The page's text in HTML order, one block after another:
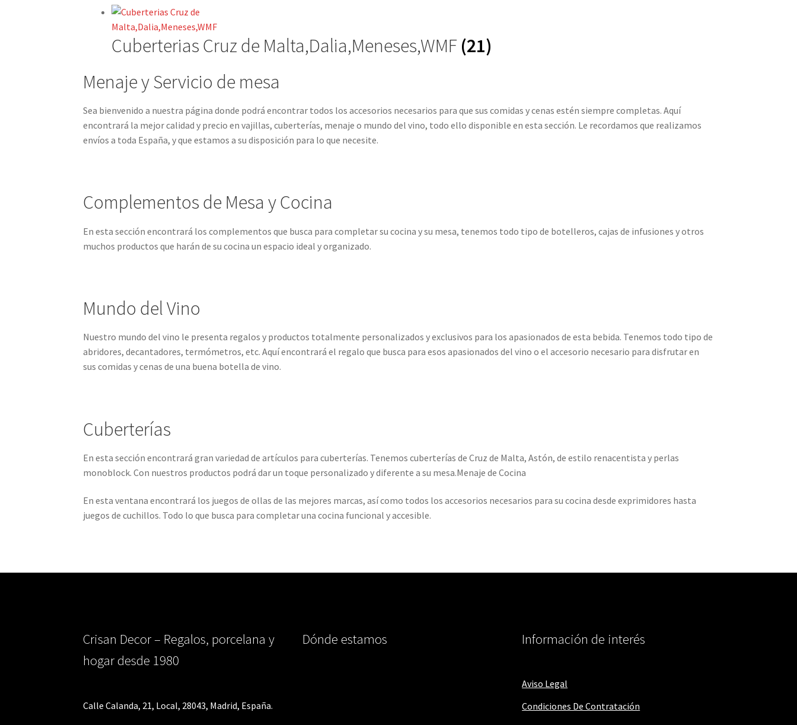
Cuberterias Cruz de Malta,Dalia,Meneses,WMF (21)
Menaje y Servicio de mesa
Sea bienvenido a nuestra página donde podrá encontrar todos los accesorios necesarios para que sus comidas y cenas estén siempre completas. Aquí
encontrará la mejor calidad y precio en vajillas, cuberterías, menaje o mundo del vino, todo ello disponible en esta sección. Le recordamos que realizamos
envíos a toda España, y que estamos a su disposición para lo que necesite.
Complementos de Mesa y Cocina
En esta sección encontrará los complementos que busca para completar su cocina y su mesa, tenemos todo tipo de botelleros, cajas de infusiones y otros
muchos productos que harán de su cocina un espacio ideal y organizado.
Mundo del Vino
Nuestro mundo del vino le presenta regalos y productos totalmente personalizados y exclusivos para los apasionados de esta bebida. Tenemos todo tipo de
abridores, decantadores, termómetros, etc. Aquí encontrará el regalo que busca para esos apasionados del vino o el accesorio necesario para disfrutar en
sus comidas y cenas de una buena botella de vino.
Cuberterías
En esta sección encontrará gran variedad de artículos para cuberterías. Tenemos cuberterías de Cruz de Malta, Astón, de estilo renacentista y perlas
monoblock. Con nuestros productos podrá dar un toque personalizado y diferente a su mesa.Menaje de Cocina
En esta ventana encontrará los juegos de ollas de las mejores marcas, así como todos los accesorios necesarios para su cocina desde exprimidores hasta
juegos de cuchillos. Todo lo que busca para completar una cocina funcional y accesible.
Crisan Decor – Regalos, porcelana y
hogar desde 1980
Calle Calanda, 21, Local, 28043, Madrid, España.
Dónde estamos Información de interés
Aviso Legal
Condiciones De Contratación